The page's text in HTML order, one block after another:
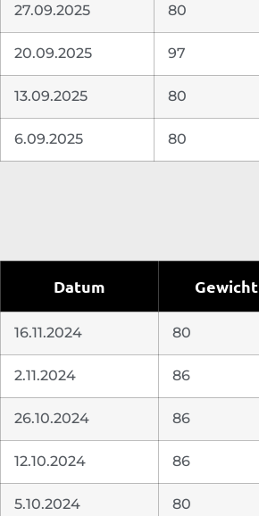
27.09.2025 80
20.09.2025 97
13.09.2025 80
6.09.2025 80
Datum Gewicht
16.11.2024 80
2.11.2024 86
26.10.2024 86
12.10.2024 86
5.10.2024 80